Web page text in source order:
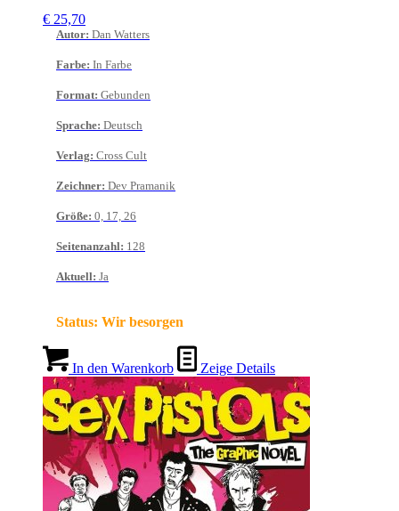
€ 25,70
Autor: Dan Watters
Farbe: In Farbe
Format: Gebunden
Sprache: Deutsch
Verlag: Cross Cult
Zeichner: Dev Pramanik
Größe: 0, 17, 26
Seitenanzahl: 128
Aktuell: Ja
Status: Wir besorgen
In den Warenkorb Zeige Details